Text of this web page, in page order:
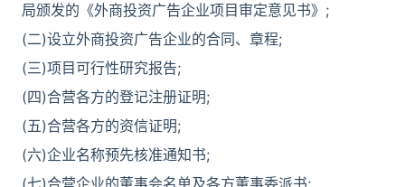
局颁发的《外商投资广告企业项目审定意见书》;
(二)设立外商投资广告企业的合同、章程;
(三)项目可行性研究报告;
(四)合营各方的登记注册证明;
(五)合营各方的资信证明;
(六)企业名称预先核准通知书;
(七)合营企业的董事会名单及各方董事委派书;